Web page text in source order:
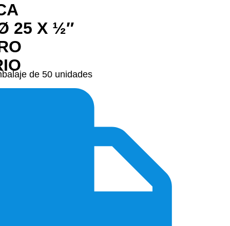
25 X ½″
de 50 unidades